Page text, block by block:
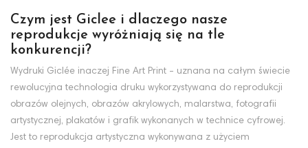
Czym jest Giclee i dlaczego nasze
reprodukcje wyróżniają się na tle
konkurencji?
Wydruki Giclée inaczej Fine Art Print - uznana na całym świecie
rewolucyjna technologia druku wykorzystywana do reprodukcji
obrazów olejnych, obrazów akrylowych, malarstwa, fotografii
artystycznej, plakatów i grafik wykonanych w technice cyfrowej.
Jest to reprodukcja artystyczna wykonywana z użyciem